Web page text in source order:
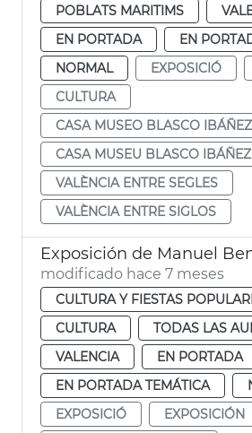
POBLATS MARITIMS
EN PORTADA
EN
NORMAL
EXPOSICIÓ
CULTURA
CASA MUSEO BLASCO IBÁÑEZ
CASA MUSEU BLASCO IBÁÑEZ
VALÈNCIA ENTRE SEGLES
VALÈNCIA ENTRE SIGLOS
Exposición de Manuel
modificado hace 7 meses
CULTURA Y FIESTAS
CULTURA
TODAS LAS
VALENCIA
EN PORTADA
EN PORTADA TEMÁTICA
EXPOSICIÓ
EXPOSICIÓN